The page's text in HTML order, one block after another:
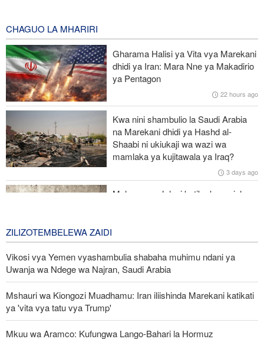
Trump anazidi kuchanganyikiwa kuhusu ulipizaji kisasi wa Iran,
amkabili Hegseth kuhusu uhaba wa silaha
Kituo kikubwa zaidi cha matibabu ya Ebola DRC huku
maambukizi yakienea
Interpol: Akili Mnemba (AI) inatumika katika 55% ya uhalifu wa
mtandaoni barani Afrika
Ruto asema serikali imetekeleza ahadi ilizowapa Waislamu wa
CHAGUO LA MHARIRI
Gharama Halisi ya Vita vya Marekani
dhidi ya Iran: Mara Nne ya Makadirio
ya Pentagon
22 hours ago
Kwa nini shambulio la Saudi Arabia
na Marekani dhidi ya Hashd al-
Shaabi ni ukiukaji wa wazi wa
mamlaka ya kujitawala ya Iraq?
3 days ago
Malengo ya Julani katika kuanzisha
ZILIZOTEMBELEWA ZAIDI
Vikosi vya Yemen vyashambulia shabaha muhimu ndani ya
Uwanja wa Ndege wa Najran, Saudi Arabia
Mshauri wa Kiongozi Muadhamu: Iran iliishinda Marekani katikati
ya 'vita vya tatu vya Trump'
Mkuu wa Aramco: Kufungwa Lango-Bahari la Hormuz